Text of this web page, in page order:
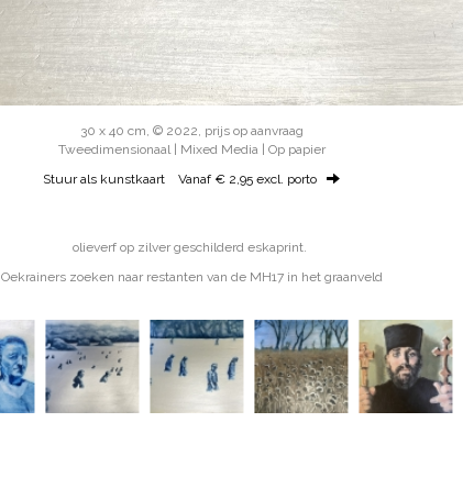
30 x 40 cm, © 2022, prijs op aanvraag
Tweedimensionaal | Mixed Media | Op papier
Stuur als kunstkaart Vanaf € 2,95 excl. porto
olieverf op zilver geschilderd eskaprint.
Oekrainers zoeken naar restanten van de MH17 in het graanveld